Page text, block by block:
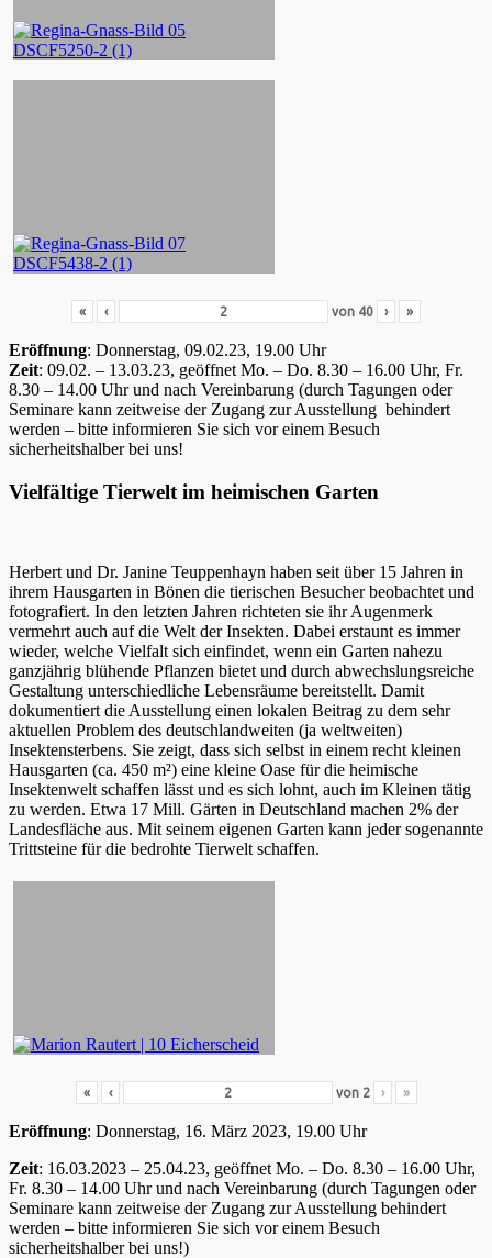
« ‹ von 40 › »
Eröffnung: Donnerstag, 09.02.23, 19.00 Uhr
Zeit: 09.02. – 13.03.23, geöffnet Mo. – Do. 8.30 – 16.00 Uhr, Fr.
8.30 – 14.00 Uhr und nach Vereinbarung (durch Tagungen oder
Seminare kann zeitweise der Zugang zur Ausstellung behindert
werden – bitte informieren Sie sich vor einem Besuch
sicherheitshalber bei uns!
Vielfältige Tierwelt im heimischen Garten
Herbert und Dr. Janine Teuppenhayn haben seit über 15 Jahren in
ihrem Hausgarten in Bönen die tierischen Besucher beobachtet und
fotografiert. In den letzten Jahren richteten sie ihr Augenmerk
vermehrt auch auf die Welt der Insekten. Dabei erstaunt es immer
wieder, welche Vielfalt sich einfindet, wenn ein Garten nahezu
ganzjährig blühende Pflanzen bietet und durch abwechslungsreiche
Gestaltung unterschiedliche Lebensräume bereitstellt. Damit
dokumentiert die Ausstellung einen lokalen Beitrag zu dem sehr
aktuellen Problem des deutschlandweiten (ja weltweiten)
Insektensterbens. Sie zeigt, dass sich selbst in einem recht kleinen
Hausgarten (ca. 450 m²) eine kleine Oase für die heimische
Insektenwelt schaffen lässt und es sich lohnt, auch im Kleinen tätig
zu werden. Etwa 17 Mill. Gärten in Deutschland machen 2% der
Landesfläche aus. Mit seinem eigenen Garten kann jeder sogenannte
Trittsteine für die bedrohte Tierwelt schaffen.
« ‹ von 2 › »
Eröffnung: Donnerstag, 16. März 2023, 19.00 Uhr
Zeit: 16.03.2023 – 25.04.23, geöffnet Mo. – Do. 8.30 – 16.00 Uhr,
Fr. 8.30 – 14.00 Uhr und nach Vereinbarung (durch Tagungen oder
Seminare kann zeitweise der Zugang zur Ausstellung behindert
werden – bitte informieren Sie sich vor einem Besuch
sicherheitshalber bei uns!)